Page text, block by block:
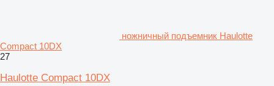
ножничный подъемник Haulotte
Compact 10DX
27
Haulotte Compact 10DX